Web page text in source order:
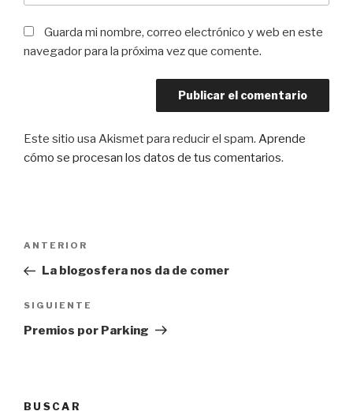
Guarda mi nombre, correo electrónico y web en este
navegador para la próxima vez que comente.
Este sitio usa Akismet para reducir el spam. Aprende
cómo se procesan los datos de tus comentarios.
entradas
Entrada
anterior:
ANTERIOR
La blogosfera nos da de comer
Siguiente
entrada
SIGUIENTE
Premios por Parking
BUSCAR